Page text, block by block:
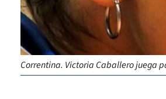
Correntina. Victoria Caballero juega